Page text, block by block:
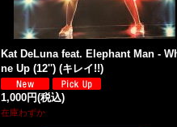
Kat DeLuna feat. Elephant Man -
ne Up (12'') (キレイ!!)
1,000円(税込)
在庫わずか